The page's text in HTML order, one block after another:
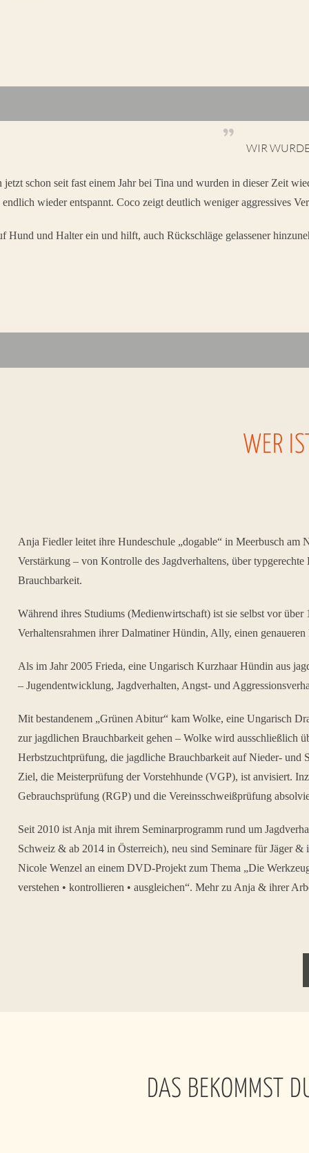
” WIR
schon seit fast einem Jahr bei Tina und wurden in dieser Zeit
wieder entspannt. Coco zeigt deutlich weniger aggressives
Hund und Halter ein und hilft, auch Rückschläge gelassener
WER
Anja Fiedler leitet ihre Hundeschule „dogable“ in Meerbusch am
Verstärkung – von Kontrolle des Jagdverhaltens, über
Brauchbarkeit.
Während ihres Studiums (Medienwirtschaft) ist sie selbst vor
Verhaltensrahmen ihrer Dalmatiner Hündin, Ally, einen
Als im Jahr 2005 Frieda, eine Ungarisch Kurzhaar Hündin aus
– Jugendentwicklung, Jagdverhalten, Angst- und
Mit bestandenem „Grünen Abitur“ kam Wolke, eine Ungarisch
zur jagdlichen Brauchbarkeit gehen – Wolke wird ausschließlich
Herbstzuchtprüfung, die jagdliche Brauchbarkeit auf Nieder- und
Ziel, die Meisterprüfung der Vorstehhunde (VGP), ist anvisiert.
Gebrauchsprüfung (RGP) und die Vereinsschweißprüfung
Seit 2010 ist Anja mit ihrem Seminarprogramm rund um
Schweiz & ab 2014 in Österreich), neu sind Seminare für Jäger
Nicole Wenzel an einem DVD-Projekt zum Thema „Die
verstehen • kontrollieren • ausgleichen“. Mehr zu Anja & ihrer
DAS BEKOMMST